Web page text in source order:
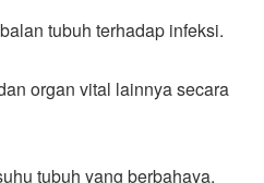
tubuh terhadap infeksi.
organ vital lainnya secara
tubuh yang berbahaya.